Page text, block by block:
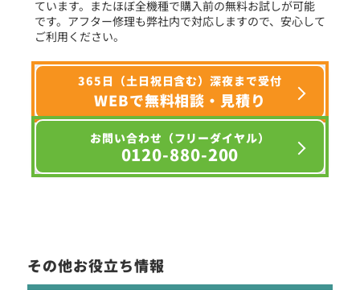
ています。またほぼ全機種で購入前の無料お試しが可能
です。アフター修理も弊社内で対応しますので、安心して
ご利用ください。
365日（土日祝日含む）深夜まで受付
WEBで無料相談・見積り
お問い合わせ（フリーダイヤル）
0120-880-200
その他お役立ち情報